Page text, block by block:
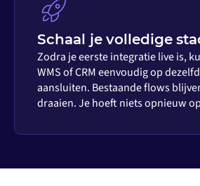
Schaal je volledige
Zodra je eerste integratie live is,
WMS of CRM eenvoudig op
aansluiten. Bestaande flows
draaien. Je hoeft niets opnieuw